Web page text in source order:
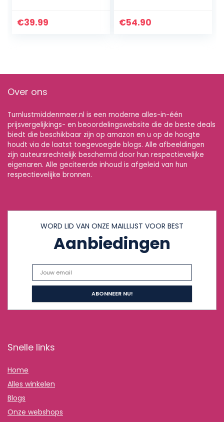
fitnesstraining, 28
€39.99
Calisthenics –
€54.90
Over ons
Turnlustmiddenmeer.nl is een moderne alles-in-één
prijsvergelijkings- en beoordelingswebsite die de beste deals
biedt die beschikbaar zijn op amazon en u op de hoogte
houdt via de laatst toegevoegde blogs. Alle afbeeldingen
zijn auteursrechtelijk beschermd door hun respectievelijke
eigenaren. Alle geciteerde inhoud is afgeleid van hun
respectievelijke bronnen.
WORD LID VAN ONZE MAILLIJST VOOR BEST
Aanbiedingen
Snelle links
Home
Alles winkelen
Blogs
Onze webshops